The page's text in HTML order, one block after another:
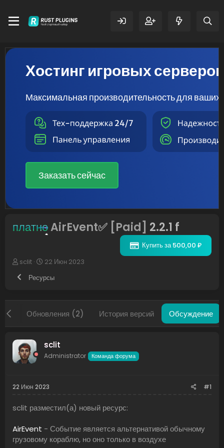
Хостинг игровых серверов
Максимальная производительность для ваших
Заказать сейчас
платноAirEvent✅ [Paid] 2.2.1 f
Купить за 500,00 ₽
А
т
sclit
Д
т
ч
а
22 Июн 2023
Ресурсы
Обновления (2) История версий Обсуждение
sclit
Administrator Команда форума
22 Июн 2023 #1
sclit разместил(а) новый ресурс:
AirEvent - Событие является альтернативой обычному
грузовому кораблю, но оно только в воздухе